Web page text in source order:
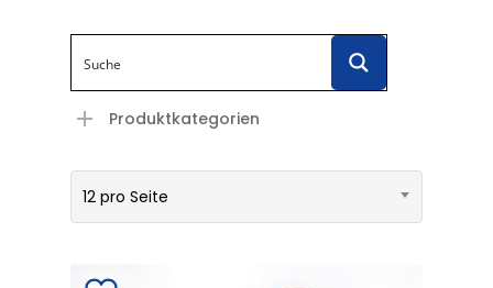
Produktkategorien
12 pro Seite